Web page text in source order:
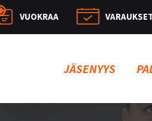
VUOKRAA
JÄSENYYS